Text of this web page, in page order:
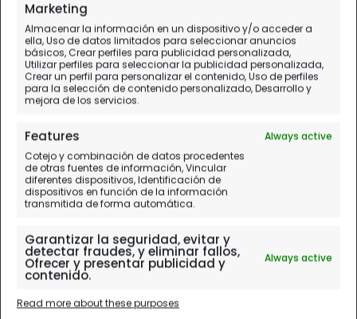
Marketing
Almacenar la información en un dispositivo y/o acceder a
ella, Uso de datos limitados para seleccionar anuncios
básicos, Crear perfiles para publicidad personalizada,
Utilizar perfiles para seleccionar la publicidad personalizada,
Crear un perfil para personalizar el contenido, Uso de perfiles
para la selección de contenido personalizado, Desarrollo y
mejora de los servicios.
Features
Always active
Cotejo y combinación de datos procedentes
de otras fuentes de información, Vincular
diferentes dispositivos, Identificación de
dispositivos en función de la información
transmitida de forma automática.
Garantizar la seguridad, evitar y
detectar fraudes, y eliminar fallos,
Ofrecer y presentar publicidad y
contenido.
Always active
Read more about these purposes